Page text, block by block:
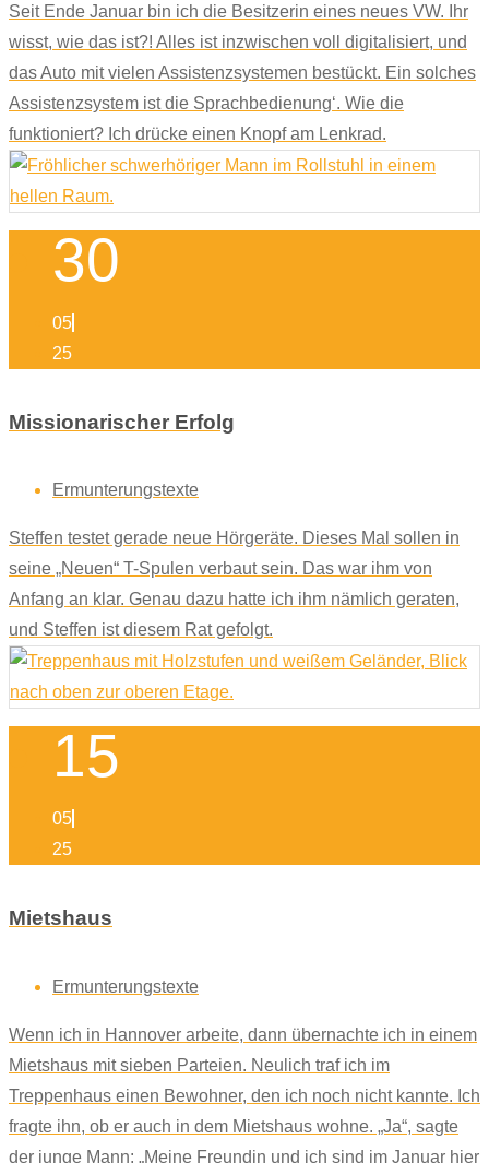
Seit Ende Januar bin ich die Besitzerin eines neues VW. Ihr
wisst, wie das ist?! Alles ist inzwischen voll digitalisiert, und
das Auto mit vielen Assistenzsystemen bestückt. Ein solches
Assistenzsystem ist die Sprachbedienung‘. Wie die
funktioniert? Ich drücke einen Knopf am Lenkrad.
30
05
25
Missionarischer Erfolg
Ermunterungstexte
Steffen testet gerade neue Hörgeräte. Dieses Mal sollen in
seine „Neuen“ T-Spulen verbaut sein. Das war ihm von
Anfang an klar. Genau dazu hatte ich ihm nämlich geraten,
und Steffen ist diesem Rat gefolgt.
15
05
25
Mietshaus
Ermunterungstexte
Wenn ich in Hannover arbeite, dann übernachte ich in einem
Mietshaus mit sieben Parteien. Neulich traf ich im
Treppenhaus einen Bewohner, den ich noch nicht kannte. Ich
fragte ihn, ob er auch in dem Mietshaus wohne. „Ja“, sagte
der junge Mann: „Meine Freundin und ich sind im Januar hier